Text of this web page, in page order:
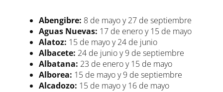
Abengibre: 8 de mayo y 27 de septiembre
Aguas Nuevas: 17 de enero y 15 de mayo
Alatoz: 15 de mayo y 24 de junio
Albacete: 24 de junio y 9 de septiembre
Albatana: 23 de enero y 15 de mayo
Alborea: 15 de mayo y 9 de septiembre
Alcadozo: 15 de mayo y 16 de mayo